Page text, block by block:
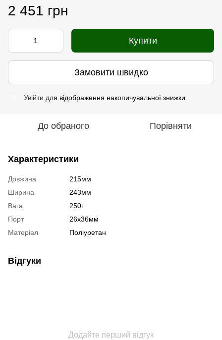
2 451 грн
Купити
Замовити швидко
Увійти для відображення накопичувальної знижки
До обраного Порівняти
Характеристики
Довжина
215мм
Ширина
243мм
Вага
250г
Порт
26x36мм
Матеріал
Поліуретан
Відгуки
Додайте перший відгук